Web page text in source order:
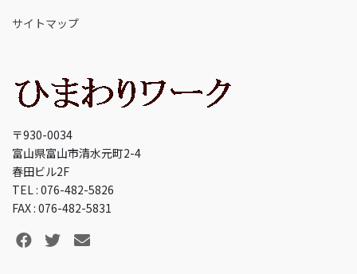
サイトマップ
〒930-0034
富山県富山市清水元町2-4
春田ビル2F
TEL : 076-482-5826
FAX : 076-482-5831